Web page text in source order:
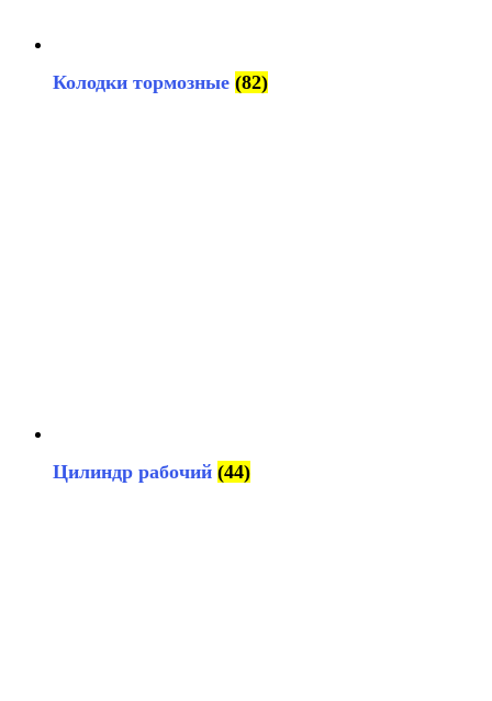
Колодки тормозные (82)
Цилиндр рабочий (44)